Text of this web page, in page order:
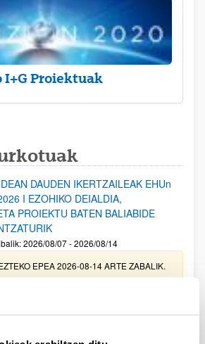
I+G Proiektuak
DAUDEN IKERTZAILEAK EHUn
I EZOHIKO DEIALDIA,
PROIEKTU BATEN BALIABIDE
2026/08/07 - 2026/08/14
EPEA 2026-08-14 ARTE ZABALIK.
Zientifikoa eta Funts Bibliografikoak
2026